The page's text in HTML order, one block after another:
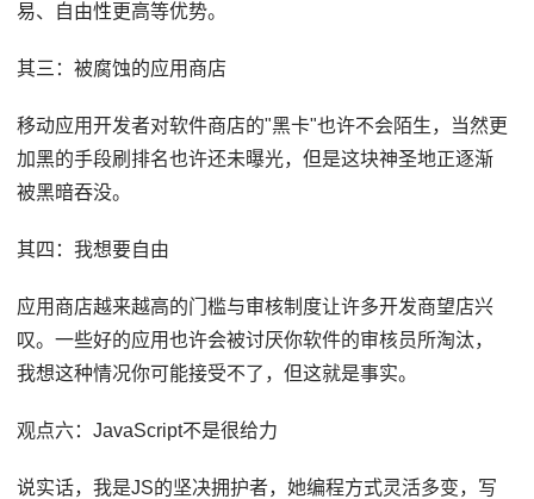
易、自由性更高等优势。
其三：被腐蚀的应用商店
移动应用开发者对软件商店的"黑卡"也许不会陌生，当然更
加黑的手段刷排名也许还未曝光，但是这块神圣地正逐渐
被黑暗吞没。
其四：我想要自由
应用商店越来越高的门槛与审核制度让许多开发商望店兴
叹。一些好的应用也许会被讨厌你软件的审核员所淘汰，
我想这种情况你可能接受不了，但这就是事实。
观点六：JavaScript不是很给力
说实话，我是JS的坚决拥护者，她编程方式灵活多变，写